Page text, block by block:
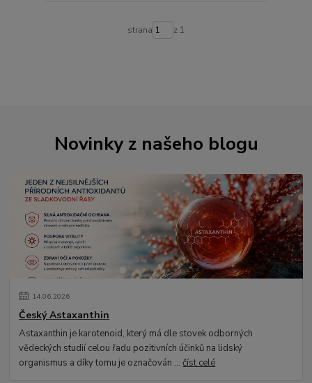
strana z 1
Novinky z našeho blogu
14.06.2026
Český Astaxanthin
Astaxanthin je karotenoid, který má dle stovek odborných
vědeckých studií celou řadu pozitivních účinků na lidský
organismus a díky tomu je označován ...číst celé